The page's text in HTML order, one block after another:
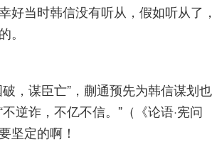
好当时韩信没有听从，假如听从了，
，谋臣亡”，蒯通预先为韩信谋划也
逆诈，不亿不信。”（《论语·宪问
坚定的啊！